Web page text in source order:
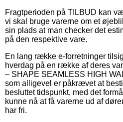
Fragtperioden på TILBUD kan
vi skal bruge varerne om et
sin plads at man checker det
på den respektive vare.
En lang række e-forretninger
hverdag på en række af deres
– SHAPE SEAMLESS HIGH
som alligevel er påkrævet at
besluttet tidspunkt, med det
kunne nå at få varerne ud af
har fri.